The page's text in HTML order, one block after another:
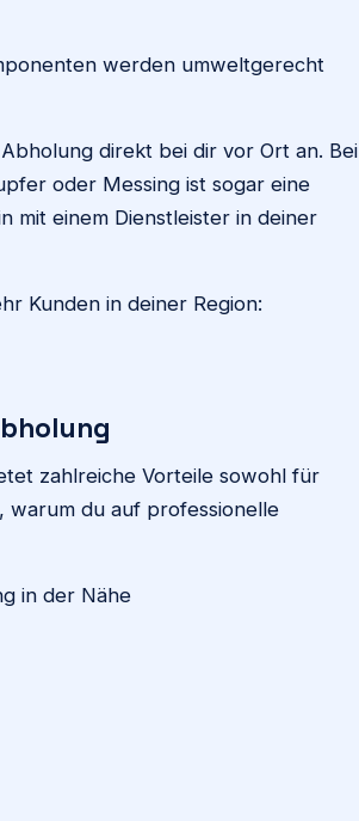
werden umweltgerecht
direkt bei dir vor Ort an. Bei
oder Messing ist sogar eine
mit einem Dienstleister in deiner
Kunden in deiner Region:
zahlreiche Vorteile sowohl für
warum du auf professionelle